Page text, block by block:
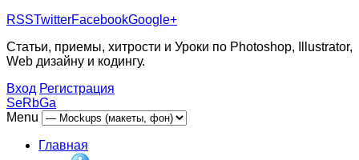
RSSTwitterFacebookGoogle+
Статьи, приемы, хитрости и Уроки по Photoshop, Illustrator,
Web дизайну и кодингу.
Вход Регистрация
SeRbGa
Menu
Главная